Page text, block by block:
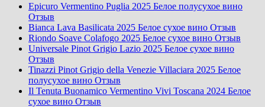
Epicuro Vermentino Puglia 2025 Белое полусухое вино
Отзыв
Bianca Lava Basilicata 2025 Белое сухое вино Отзыв
Riondo Soave Colafogo 2025 Белое сухое вино Отзыв
Universale Pinot Grigio Lazio 2025 Белое сухое вино
Отзыв
Tinazzi Pinot Grigio della Venezie Villaciara 2025 Белое
полусухое вино Отзыв
Il Tenuta Buonamico Vermentino Vivi Toscana 2024 Белое
сухое вино Отзыв